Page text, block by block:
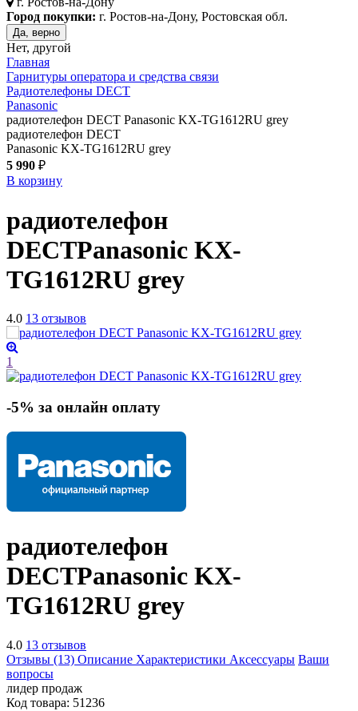
Город покупки: г. Ростов-на-Дону, Ростовская обл.
Да, верно
Нет, другой
Главная
Гарнитуры оператора и средства связи
Радиотелефоны DECT
Panasonic
радиотелефон DECT Panasonic KX-TG1612RU grey
радиотелефон DECT
Panasonic KX-TG1612RU grey
5 990 ₽
В корзину
радиотелефон
DECTPanasonic KX-
TG1612RU grey
4.0 13 отзывов
1
-5% за онлайн оплату
радиотелефон
DECTPanasonic KX-
TG1612RU grey
4.0 13 отзывов
Отзывы (13) Описание Характеристики Аксессуары Ваши
вопросы
лидер продаж
Код товара: 51236